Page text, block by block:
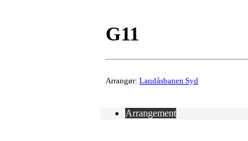
G11
Arrangør: Landåsbanen Syd
Arrangement